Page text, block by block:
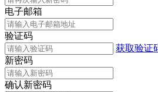
电子邮箱
验证码
获取验证
新密码
确认新密码